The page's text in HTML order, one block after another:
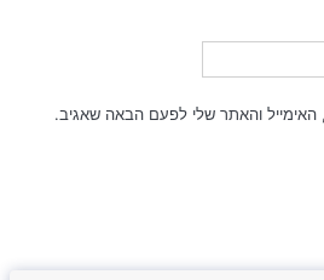
והאתר שלי לפעם הבאה שאגיב.